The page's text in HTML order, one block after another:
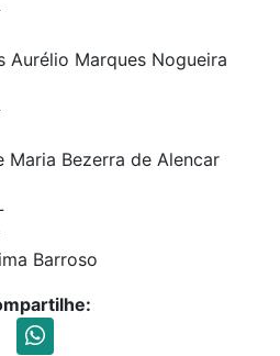
Aurélio Marques Nogueira
Maria Bezerra de Alencar
Barroso